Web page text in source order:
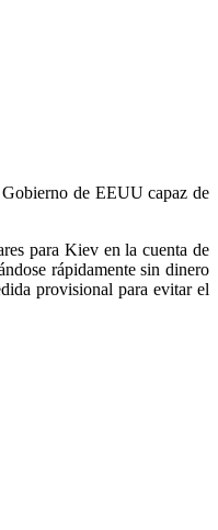
de EEUU capaz de
para Kiev en la cuenta de
rápidamente sin dinero
provisional para evitar el